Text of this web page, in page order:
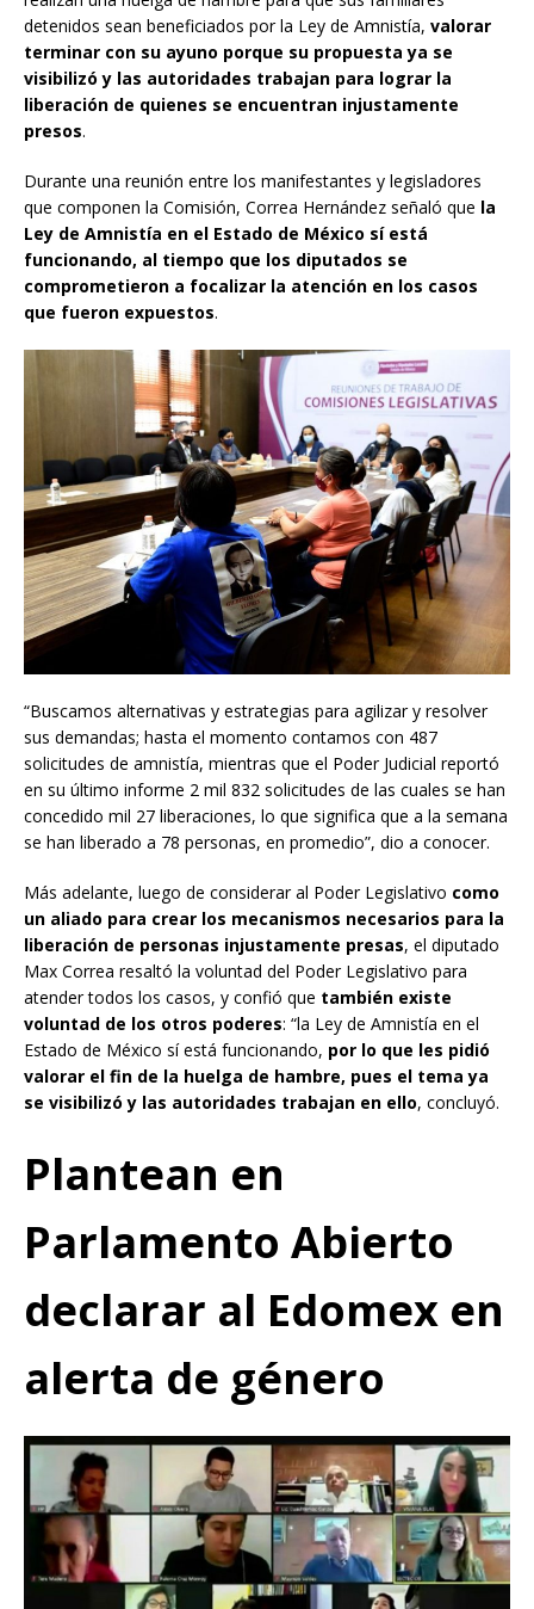
detenidos sean beneficiados por la Ley de Amnistía, valorar
terminar con su ayuno porque su propuesta ya se
visibilizó y las autoridades trabajan para lograr la
liberación de quienes se encuentran injustamente
presos.
Durante una reunión entre los manifestantes y legisladores
que componen la Comisión, Correa Hernández señaló que la
Ley de Amnistía en el Estado de México sí está
funcionando, al tiempo que los diputados se
comprometieron a focalizar la atención en los casos
que fueron expuestos.
“Buscamos alternativas y estrategias para agilizar y resolver
sus demandas; hasta el momento contamos con 487
solicitudes de amnistía, mientras que el Poder Judicial reportó
en su último informe 2 mil 832 solicitudes de las cuales se han
concedido mil 27 liberaciones, lo que significa que a la semana
se han liberado a 78 personas, en promedio”, dio a conocer.
Más adelante, luego de considerar al Poder Legislativo como
un aliado para crear los mecanismos necesarios para la
liberación de personas injustamente presas, el diputado
Max Correa resaltó la voluntad del Poder Legislativo para
atender todos los casos, y confió que también existe
voluntad de los otros poderes: “la Ley de Amnistía en el
Estado de México sí está funcionando, por lo que les pidió
valorar el fin de la huelga de hambre, pues el tema ya
se visibilizó y las autoridades trabajan en ello, concluyó.
Plantean en
Parlamento Abierto
declarar al Edomex en
alerta de género